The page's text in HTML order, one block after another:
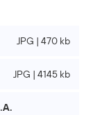
JPG | 470 kb
JPG | 4145 kb